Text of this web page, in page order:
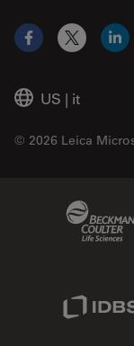
US | it
© 2026 Leica
Facebook
X